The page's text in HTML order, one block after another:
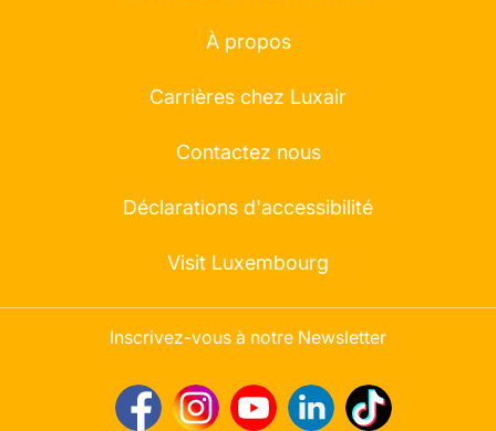
À propos
Carrières chez Luxair
Contactez nous
Déclarations d'accessibilité
Visit Luxembourg
Inscrivez-vous à notre Newsletter